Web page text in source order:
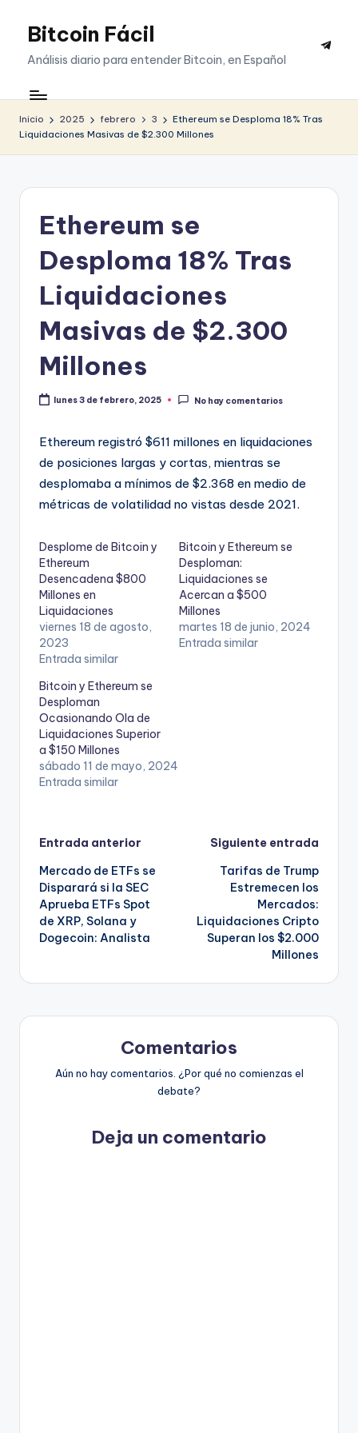
SaltarBitcoin Fácil
Análisis diario para entender Bitcoin, en Español
Inicio 2025 febrero 3
Ethereum se Desploma 18% Tras
Liquidaciones Masivas de $2.300 Millones
Ethereum se
Desploma 18% Tras
Liquidaciones
Masivas de $2.300
Millones
lunes 3 de febrero, 2025 No hay comentarios
Ethereum registró $611 millones en liquidaciones
de posiciones largas y cortas, mientras se
desplomaba a mínimos de $2.368 en medio de
métricas de volatilidad no vistas desde 2021.
Desplome de Bitcoin y
Ethereum
Desencadena $800
Millones en
Liquidaciones
viernes 18 de agosto,
2023
Entrada similar
Bitcoin y Ethereum se
Desploman:
Liquidaciones se
Acercan a $500
Millones
martes 18 de junio, 2024
Entrada similar
Bitcoin y Ethereum se
Desploman
Ocasionando Ola de
Liquidaciones Superior
a $150 Millones
sábado 11 de mayo, 2024
Entrada similar
Navegación
de
entradas
Entrada anterior
Mercado de ETFs se
Disparará si la SEC
Aprueba ETFs Spot
de XRP, Solana y
Dogecoin: Analista
Siguiente entrada
Tarifas de Trump
Estremecen los
Mercados:
Liquidaciones Cripto
Superan los $2.000
Millones
Comentarios
Aún no hay comentarios. ¿Por qué no comienzas el
debate?
Deja un comentario